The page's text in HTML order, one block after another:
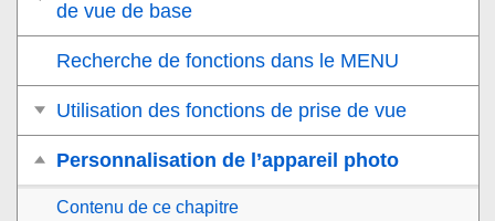
de vue de base
Recherche de fonctions dans le MENU
Utilisation des fonctions de prise de vue
Personnalisation de l’appareil photo
Contenu de ce chapitre